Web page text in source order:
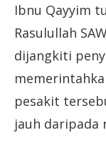
Ibnu Qayyim
Rasulullah
dijangkiti
pesakit
jauh daripada